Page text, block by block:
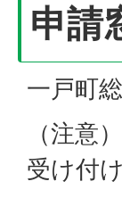
申請
一戸町
（注意
受け付